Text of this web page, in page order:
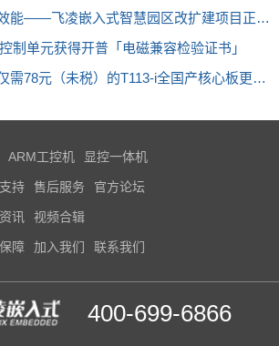
能——飞凌嵌入式智慧园区改扩建项目正式
制单元获得开普「电磁兼容检验证书」
需78元（未税）的T113-i全国产核心板更值
ARM工控机 显控一体机
持 售后服务 官方论坛
讯 视频合辑
障 加入我们 联系我们
400-699-6866